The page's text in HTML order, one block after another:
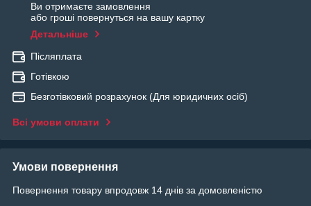
Ви отримаєте замовлення
або гроші повернуться на вашу картку
Детальніше
Післяплата
Готівкою
Безготівковий розрахунок (Для юридичних осіб)
Всі умови оплати
Умови повернення
Повернення товару впродовж 14 днів за домовленістю